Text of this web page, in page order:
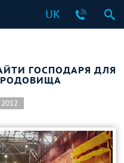
UK
ГОСПОДАРЯ ДЛЯ